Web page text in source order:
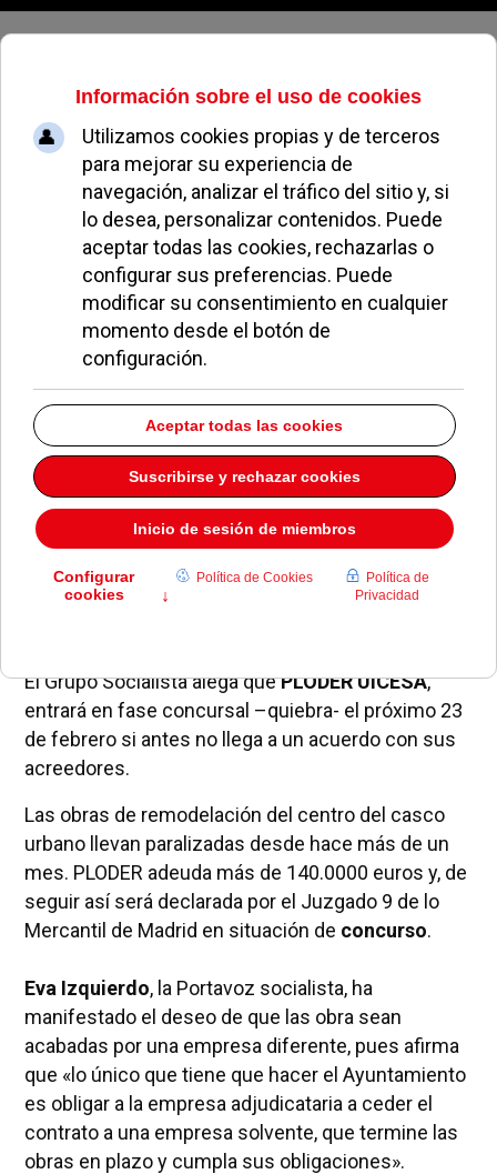
Jueves, 06 de agosto de 2026
El PSOE exige que otra empresa
termine las obras en Padre Vallet
RAQUEL SALINERO NOTICIAS DE POZUELO 22 FEBRERO 2010
mociónque recogía el asunto fue presentada el
El Grupo Socialista alega quePLODER UICESA,
entrará en fase concursal –quiebra- el próximo 23
de febrero si antes no llega a un acuerdo con sus
acreedores.
Las obras de remodelación del centro del casco
urbano llevan paralizadas desde hace más de un
mes. PLODER adeuda más de 140.0000 euros y, de
seguir así será declarada por el Juzgado 9 de lo
Mercantil de Madrid en situación de concurso.
Eva Izquierdo, la Portavoz socialista, ha
manifestado el deseo de que las obra sean
acabadas por una empresa diferente, pues afirma
que «lo único que tiene que hacer el Ayuntamiento
es obligar a la empresa adjudicataria a ceder el
contrato a una empresa solvente, que termine las
obras en plazo y cumpla sus obligaciones».